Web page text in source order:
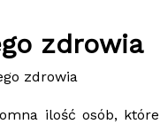
zdrowia
zdrowia
ilość osób, które